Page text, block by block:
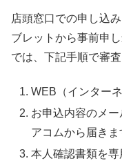
店頭窓口での申し込
ブレットから事前申
では、下記手順で審
WEB（インター
お申込内容のメ
アコムから届き
本人確認書類を